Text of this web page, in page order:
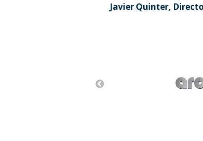
Javier Quinter,